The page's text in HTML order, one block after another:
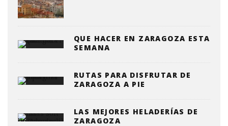
QUE HACER EN ZARAGOZA ESTA
SEMANA
RUTAS PARA DISFRUTAR DE
ZARAGOZA A PIE
LAS MEJORES HELADERÍAS DE
ZARAGOZA